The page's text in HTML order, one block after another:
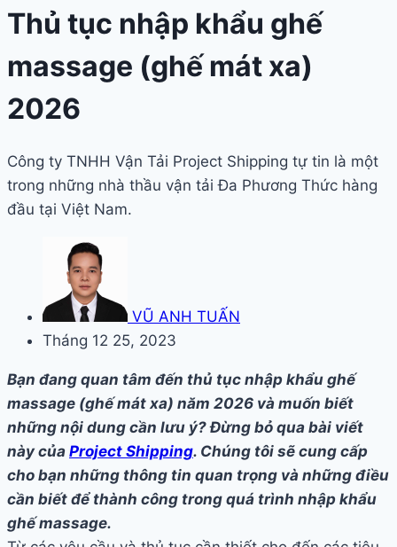
Thủ tục nhập khẩu ghế
massage (ghế mát xa)
2026
Công ty TNHH Vận Tải Project Shipping tự tin là một
trong những nhà thầu vận tải Đa Phương Thức hàng
đầu tại Việt Nam.
VŨ ANH TUẤN
Tháng 12 25, 2023
Bạn đang quan tâm đến thủ tục nhập khẩu ghế
massage (ghế mát xa) năm 2026 và muốn biết
những nội dung cần lưu ý? Đừng bỏ qua bài viết
này của Project Shipping. Chúng tôi sẽ cung cấp
cho bạn những thông tin quan trọng và những điều
cần biết để thành công trong quá trình nhập khẩu
ghế massage.